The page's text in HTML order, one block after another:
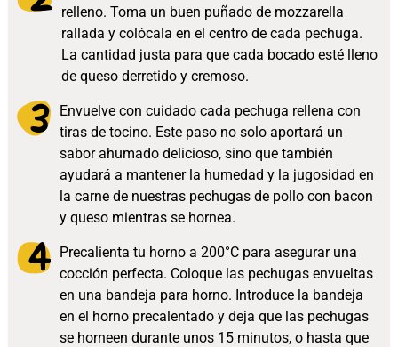
relleno. Toma un buen puñado de mozzarella
rallada y colócala en el centro de cada pechuga.
La cantidad justa para que cada bocado esté lleno
de queso derretido y cremoso.
Envuelve con cuidado cada pechuga rellena con
tiras de tocino. Este paso no solo aportará un
sabor ahumado delicioso, sino que también
ayudará a mantener la humedad y la jugosidad en
la carne de nuestras pechugas de pollo con bacon
y queso mientras se hornea.
Precalienta tu horno a 200°C para asegurar una
cocción perfecta. Coloque las pechugas envueltas
en una bandeja para horno. Introduce la bandeja
en el horno precalentado y deja que las pechugas
se horneen durante unos 15 minutos, o hasta que